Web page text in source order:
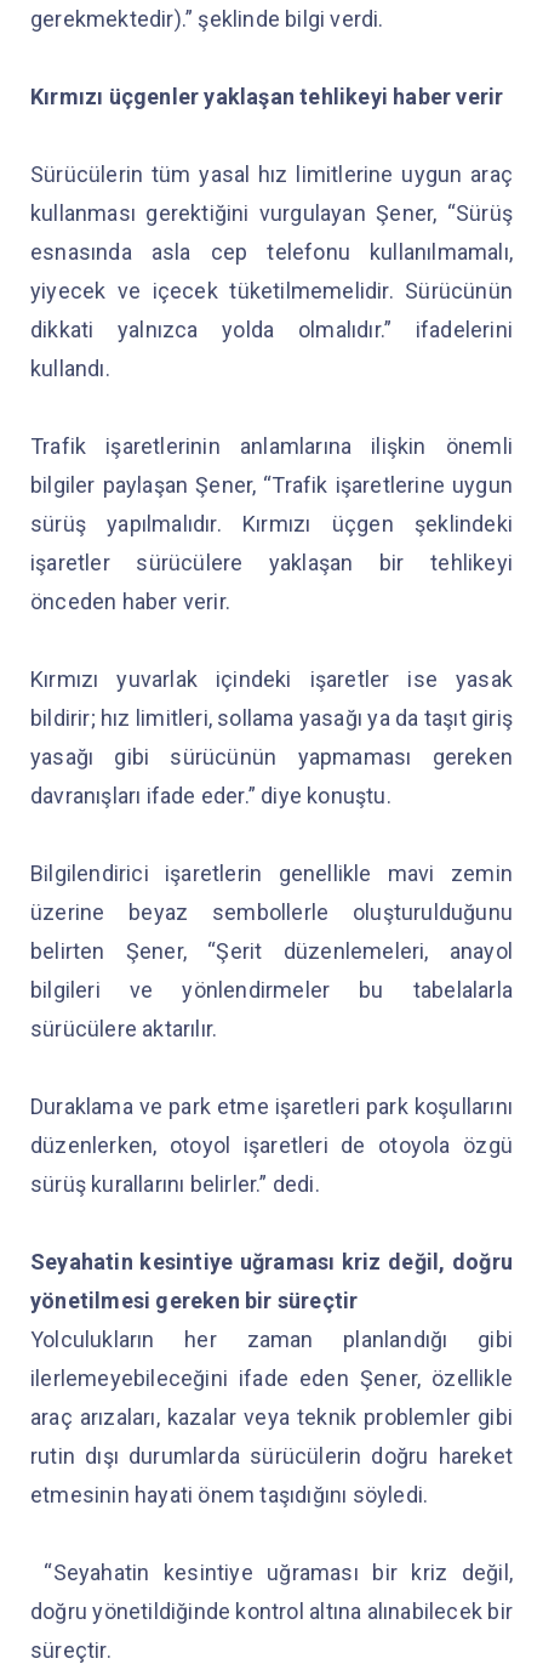
gerekmektedir).” şeklinde bilgi verdi.
Kırmızı üçgenler yaklaşan tehlikeyi haber verir
Sürücülerin tüm yasal hız limitlerine uygun araç
kullanması gerektiğini vurgulayan Şener, “Sürüş
esnasında asla cep telefonu kullanılmamalı,
yiyecek ve içecek tüketilmemelidir. Sürücünün
dikkati yalnızca yolda olmalıdır.” ifadelerini
kullandı.
Trafik işaretlerinin anlamlarına ilişkin önemli
bilgiler paylaşan Şener, “Trafik işaretlerine uygun
sürüş yapılmalıdır. Kırmızı üçgen şeklindeki
işaretler sürücülere yaklaşan bir tehlikeyi
önceden haber verir.
Kırmızı yuvarlak içindeki işaretler ise yasak
bildirir; hız limitleri, sollama yasağı ya da taşıt giriş
yasağı gibi sürücünün yapmaması gereken
davranışları ifade eder.” diye konuştu.
Bilgilendirici işaretlerin genellikle mavi zemin
üzerine beyaz sembollerle oluşturulduğunu
belirten Şener, “Şerit düzenlemeleri, anayol
bilgileri ve yönlendirmeler bu tabelalarla
sürücülere aktarılır.
Duraklama ve park etme işaretleri park koşullarını
düzenlerken, otoyol işaretleri de otoyola özgü
sürüş kurallarını belirler.” dedi.
Seyahatin kesintiye uğraması kriz değil, doğru
yönetilmesi gereken bir süreçtir
Yolculukların her zaman planlandığı gibi
ilerlemeyebileceğini ifade eden Şener, özellikle
araç arızaları, kazalar veya teknik problemler gibi
rutin dışı durumlarda sürücülerin doğru hareket
etmesinin hayati önem taşıdığını söyledi.
“Seyahatin kesintiye uğraması bir kriz değil,
doğru yönetildiğinde kontrol altına alınabilecek bir
süreçtir.